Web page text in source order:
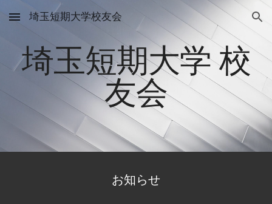
Skip to main content Skip to navigation
埼玉短期大学校友会
埼玉短期大学 校
友会
お知らせ